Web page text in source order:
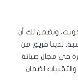
ونضمن لك أن
لدينا فريق من
في مجال صيانة
لضمان